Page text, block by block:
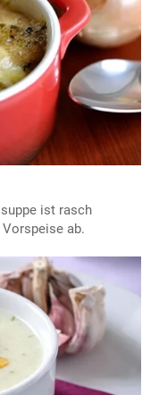
ist rasch
ab.